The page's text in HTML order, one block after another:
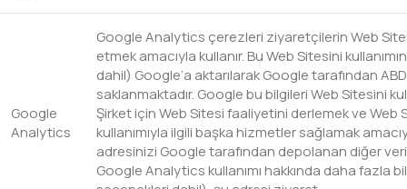
Google
Analytics
Google Analytics çerezleri ziyaretçilerin Web
etmek amacıyla kullanır. Bu Web Sitesini
dahil) Google’a aktarılarak Google tarafından
saklanmaktadır. Google bu bilgileri Web Sitesini
Şirket için Web Sitesi faaliyetini derlemek ve
kullanımıyla ilgili başka hizmetler sağlamak
adresinizi Google tarafından depolanan diğer
Google Analytics kullanımı hakkında daha fazla